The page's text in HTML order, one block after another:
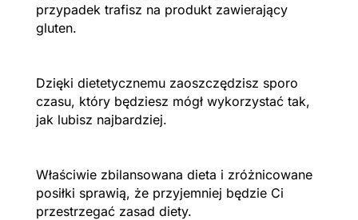
przypadek trafisz na produkt zawierający
gluten.
Dzięki dietetycznemu zaoszczędzisz sporo
czasu, który będziesz mógł wykorzystać tak,
jak lubisz najbardziej.
Właściwie zbilansowana dieta i zróżnicowane
posiłki sprawią, że przyjemniej będzie Ci
przestrzegać zasad diety.